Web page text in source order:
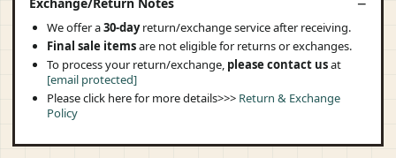
We offer a30-dayreturn/exchange service after receiving.
Final sale itemsare not eligible for returns or exchanges.
To process your return/exchange, please contact usat
[email protected]
Please click here for more details>>> Return & Exchange
Policy